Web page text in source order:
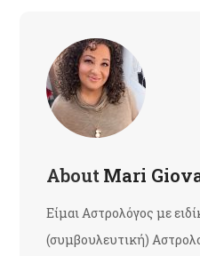
AboutMari
Είμαι Αστρολόγος με
(συμβουλευτική)